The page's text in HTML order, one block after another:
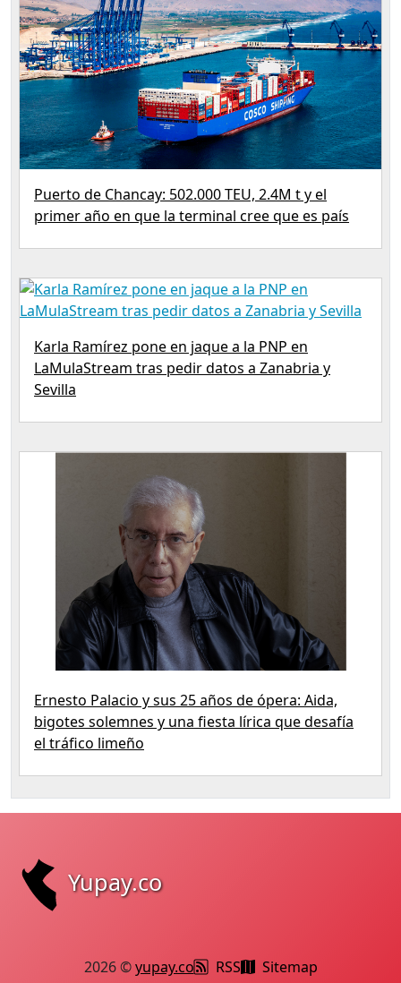
Puerto de Chancay: 502.000 TEU, 2.4M t y el
primer año en que la terminal cree que es país
Karla Ramírez pone en jaque a la PNP en
LaMulaStream tras pedir datos a Zanabria y
Sevilla
Ernesto Palacio y sus 25 años de ópera: Aida,
bigotes solemnes y una fiesta lírica que desafía
el tráfico limeño
Yupay.co
2026 ©yupay.co RSS Sitemap